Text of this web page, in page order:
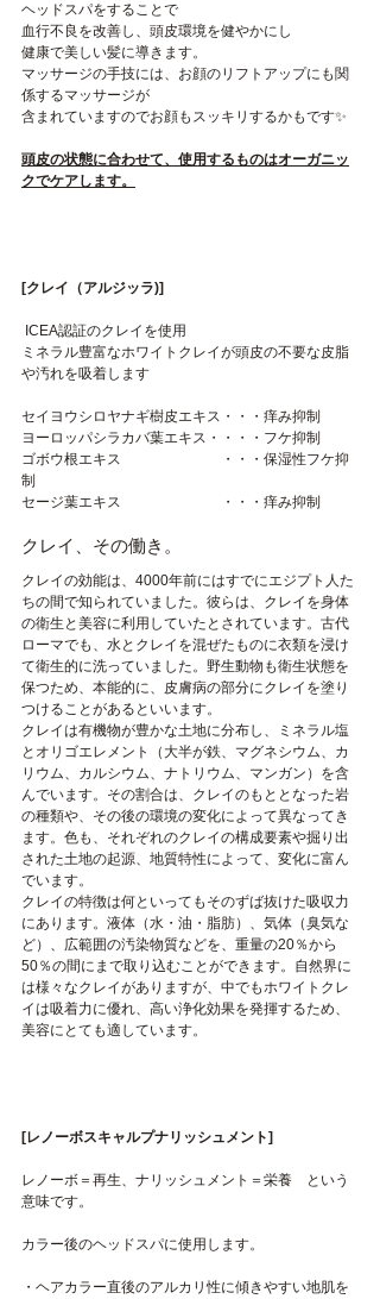
ヘッドスパをすることで
血行不良を改善し、頭皮環境を健やかにし
健康で美しい髪に導きます。
マッサージの手技には、お顔のリフトアップにも関
係するマッサージが
含まれていますのでお顔もスッキリするかもです✨
頭皮の状態に合わせて、使用するものはオーガニッ
クでケアします。
[クレイ（アルジッラ)]
ICEA認証のクレイを使用
ミネラル豊富なホワイトクレイが頭皮の不要な皮脂
や汚れを吸着します
セイヨウシロヤナギ樹皮エキス・・・痒み抑制
ヨーロッパシラカバ葉エキス・・・・フケ抑制
ゴボウ根エキス　　　　　　　・・・保湿性フケ抑
制
セージ葉エキス　　　　　　　・・・痒み抑制
クレイ、その働き。
クレイの効能は、4000年前にはすでにエジプト人た
ちの間で知られていました。彼らは、クレイを身体
の衛生と美容に利用していたとされています。古代
ローマでも、水とクレイを混ぜたものに衣類を浸け
て衛生的に洗っていました。野生動物も衛生状態を
保つため、本能的に、皮膚病の部分にクレイを塗り
つけることがあるといいます。
クレイは有機物が豊かな土地に分布し、ミネラル塩
とオリゴエレメント（大半が鉄、マグネシウム、カ
リウム、カルシウム、ナトリウム、マンガン）を含
んでいます。その割合は、クレイのもととなった岩
の種類や、その後の環境の変化によって異なってき
ます。色も、それぞれのクレイの構成要素や掘り出
された土地の起源、地質特性によって、変化に富ん
でいます。
クレイの特徴は何といってもそのずば抜けた吸収力
にあります。液体（水・油・脂肪）、気体（臭気な
ど）、広範囲の汚染物質などを、重量の20％から
50％の間にまで取り込むことができます。自然界に
は様々なクレイがありますが、中でもホワイトクレ
イは吸着力に優れ、高い浄化効果を発揮するため、
美容にとても適しています。
[レノーボスキャルプナリッシュメント]
レノーボ＝再生、ナリッシュメント＝栄養　という
意味です。
カラー後のヘッドスパに使用します。
・ヘアカラー直後のアルカリ性に傾きやすい地肌を